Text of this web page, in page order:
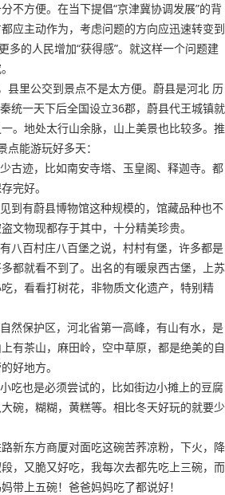
不方便。在当下提倡“京津冀协调发展”的背
应主动作为，考虑问题的方向应迅速转变到
多的人民增加“获得感”。就这样一个问题建
县里公交到景点不是太方便。蔚县是河北 历
统一天下后全国设立36郡，蔚县代王城镇就
。地处太行山余脉，山上美景也比较多。推
能游玩好多天：
古迹，比如南安寺塔、玉皇阁、释迦寺。都
完好。
到有蔚县博物馆这种规模的，馆藏品种也不
文物现都存于其中，十分精美珍贵。
八百村庄八百堡之说，村村有堡，许多都是
都就看不到了。出名的有暖泉西古堡，上苏
，看看打树花，非物质文化遗产，特别精
然保护区，河北省第一高峰，有山有水，是
有茶山，麻田岭，空中草原，都是绝美的自
好地方。
吃也是必须尝试的，比如街边小摊上的豆腐
碗，糊糊，黄糕等。相比冬天好玩的就要少
新东方商厦对面吃这碗苦荞凉粉，下火，降
，又脆又好吃，我每次去都先吃上三碗，而
带上五碗！爸爸妈妈吃了都说好！